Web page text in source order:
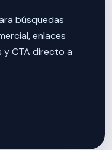
búsquedas
enlaces
CTA directo a